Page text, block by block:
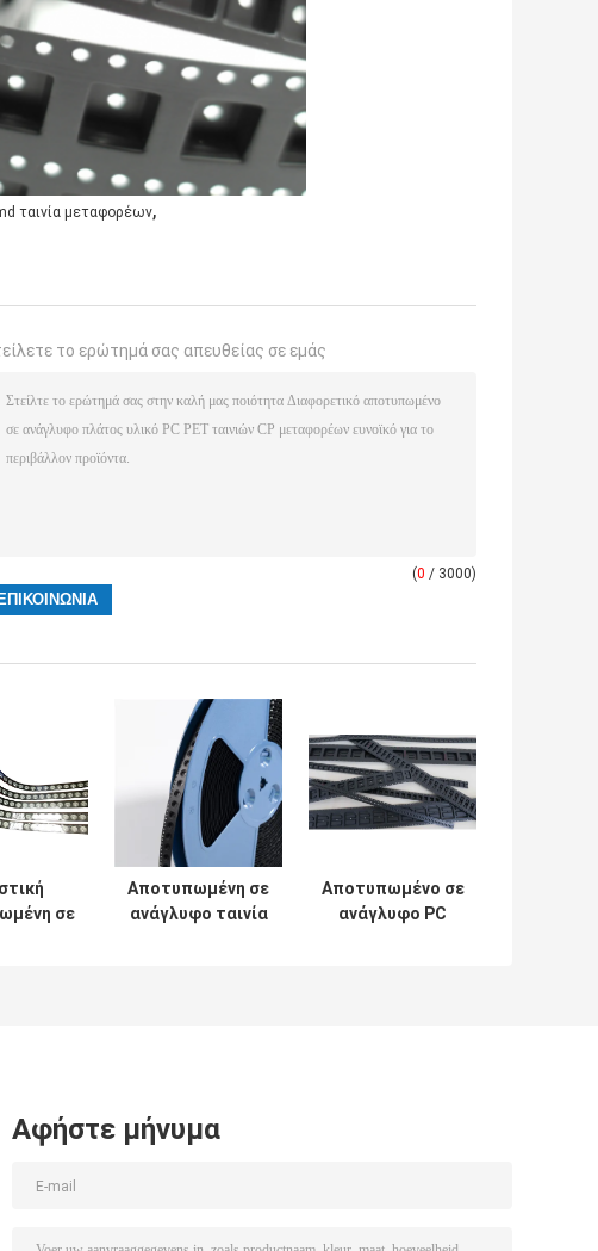
ταινία μεταφορέων,
το ερώτημά σας απευθείας σε εμάς
(0 / 3000)
σε
Αποτυπωμένη σε
ανάγλυφο ταινία
Αποτυπωμένο σε
ανάγλυφο PC
Αφήστε μήνυμα